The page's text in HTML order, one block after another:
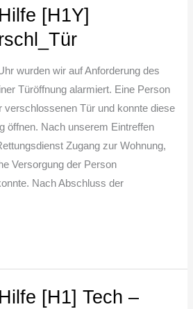
[H1Y]
wurden wir auf Anforderung des
Türöffnung alarmiert. Eine Person
verschlossenen Tür und konnte diese
öffnen. Nach unserem Eintreffen
Zugang zur Wohnung,
Versorgung der Person
Nach Abschluss der
[H1] Tech –